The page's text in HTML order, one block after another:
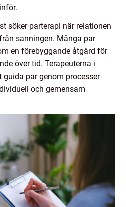
söker parterapi när relationen
sanningen. Många par
en förebyggande åtgärd för
över tid. Terapeuterna i
par genom processer
och gemensam